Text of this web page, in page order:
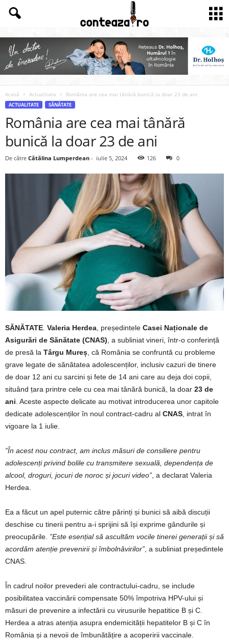
Acasă Actualitate România are cea mai tânără bunică la doar 23 de ani
ACTUALITATE SĂNĂTATE
România are cea mai tânără
bunică la doar 23 de ani
De către Cătălina Lumperdean - iulie 5, 2024 126 0
SĂNĂTATE Valeria Herdea , președintele Casei Naționale de
Asigurări de Sănătate (CNAS) , a subliniat vineri, într-o conferință
de presă la Târgu Mureș , că România se confruntă cu probleme
grave legate de sănătatea adolescenților, inclusiv cazuri de tinere
de doar 12 ani cu sarcini și fete de 14 ani care au deja doi copii,
situând țara printre cele cu cea mai tânără bunică, la doar 23 de
ani . Aceste aspecte delicate au motivat introducerea unor capitole
dedicate adolescenților în noul contract-cadru al CNAS , intrat în
vigoare la 1 iulie.
”În acest nou contract, am inclus măsuri de consiliere pentru
adolescenți privind bolile cu transmitere sexuală, dependența de
alcool, droguri, jocuri de noroc și jocuri video” , a declarat Valeria
Herdea.
Ea a făcut un apel puternic către părinți și bunici să aibă discuții
deschise cu tinerii pentru a-i sprijini să își exprime gândurile și
preocupările. ”Este esențial să ascultăm vocile tinerei generații și să
acordăm atenție prevenirii și îmbolnăvirilor” , a subliniat președintele
CNAS.
În cadrul noilor prevederi ale contractului-cadru, se include
posibilitatea vaccinării compensate 50% împotriva HPV-ului și
măsuri de prevenire a infectării cu virusurile hepatitice B și C.
Herdea a atras atenția asupra endemicității hepatitelor B și C în
România și a nevoii de îmbunătățire a acoperirii vaccinale.